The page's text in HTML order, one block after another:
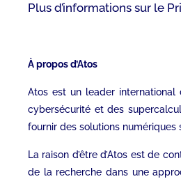
Plus d’informations sur le
À propos d’Atos
Atos est un leader international
cybersécurité et des
fournir des solutions numériques
La raison d’être d’Atos est de
de la recherche dans une